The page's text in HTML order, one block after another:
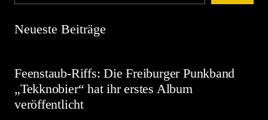
Neueste Beiträge
Feenstaub-Riffs: Die Freiburger Punkband
„Tekknobier“ hat ihr erstes Album
veröffentlicht